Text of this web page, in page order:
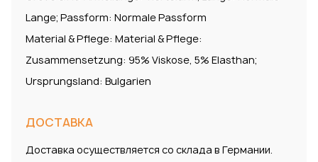
Lange; Passform: Normale Passform
Material & Pflege: Material & Pflege:
Zusammensetzung: 95% Viskose, 5% Elasthan;
Ursprungsland: Bulgarien
ДОСТАВКА
Доставка осуществляется со склада в Германии.